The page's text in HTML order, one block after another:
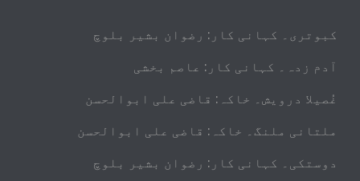
کبوتری۔ کہانی کار: رضوان بشیر بلوچ
آدم زدہ۔ کہانی کار: عاصم بخشی
غُصیلا درویش۔ خاکہ: قاضی علی ابوالحسن
ملتانی ملنگ۔ خاکہ: قاضی علی ابوالحسن
دوستکی۔ کہانی کار: رضوان بشیر بلوچ